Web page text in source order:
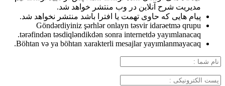
مدیریت شرح آنلاین در وب منتشر خواهد شد.
پیام هایی که حاوی تهمت یا افترا باشد منتشر نخواهد شد.
Göndərdiyiniz şərhlər onlayn təsvir idarəetmə qrupu
tərəfindən təsdiqləndikdən sonra internetdə yayımlanacaq.
Böhtan və ya böhtan xarakterli mesajlar yayımlanmayacaq.